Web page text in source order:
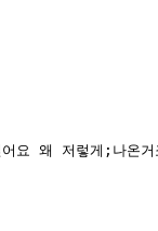
어요 왜 저렇게;나온